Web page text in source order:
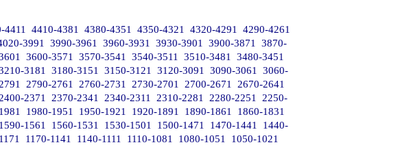
4411 4410-4381 4380-4351 4350-4321 4320-4291
4290-4261
3991 3990-3961 3960-3931 3930-3901 3900-3871
3870-
3600-3571 3570-3541 3540-3511 3510-3481
3480-3451
3181 3180-3151 3150-3121 3120-3091 3090-3061
3060-
2790-2761 2760-2731 2730-2701 2700-2671
2670-2641
2400-2371 2370-2341 2340-2311 2310-2281 2280-2251
2250-
1980-1951 1950-1921 1920-1891 1890-1861
1860-1831
1590-1561 1560-1531 1530-1501 1500-1471 1470-1441
1440-
1170-1141 1140-1111 1110-1081 1080-1051
1050-1021